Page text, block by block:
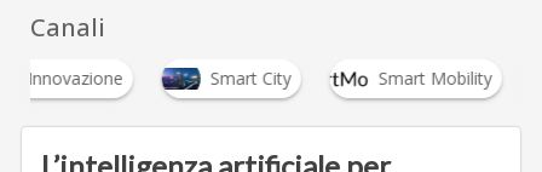
Canali
Innovazione Smart City Smart Mobility